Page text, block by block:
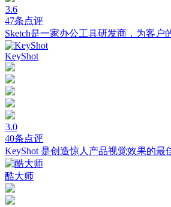
3.6
47条点评
Sketch是一家办公工具研发商，为客户
KeyShot
3.0
40条点评
KeyShot 是创造惊人产品视觉效果的最
酷大师